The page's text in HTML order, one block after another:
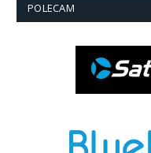
POLECAM